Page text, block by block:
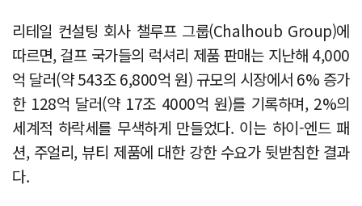
리테일 컨설팅 회사 챌루프 그룹(Chalhoub Group)에
따르면, 걸프 국가들의 럭셔리 제품 판매는 지난해 4,000
억 달러(약 543조 6,800억 원) 규모의 시장에서 6% 증가
한 128억 달러(약 17조 4000억 원)를 기록하며, 2%의
세계적 하락세를 무색하게 만들었다. 이는 하이-엔드 패
션, 주얼리, 뷰티 제품에 대한 강한 수요가 뒷받침한 결과
다.